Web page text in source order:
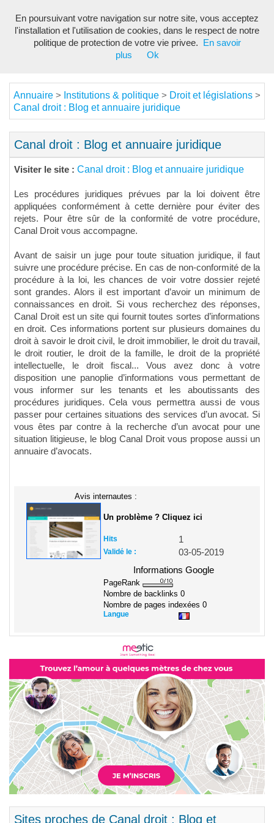
Annuaire > Institutions & politique > Droit et législations >
Canal droit : Blog et annuaire juridique
Canal droit : Blog et annuaire juridique
Visiter le site : Canal droit : Blog et annuaire juridique
Les procédures juridiques prévues par la loi doivent être
appliquées conformément à cette dernière pour éviter des
rejets. Pour être sûr de la conformité de votre procédure,
Canal Droit vous accompagne.
Avant de saisir un juge pour toute situation juridique, il faut
suivre une procédure précise. En cas de non-conformité de la
procédure à la loi, les chances de voir votre dossier rejeté
sont grandes. Alors il est important d’avoir un minimum de
connaissances en droit. Si vous recherchez des réponses,
Canal Droit est un site qui fournit toutes sortes d’informations
en droit. Ces informations portent sur plusieurs domaines du
droit à savoir le droit civil, le droit immobilier, le droit du travail,
le droit routier, le droit de la famille, le droit de la propriété
intellectuelle, le droit fiscal... Vous avez donc à votre
disposition une panoplie d’informations vous permettant de
vous informer sur les tenants et les aboutissants des
procédures juridiques. Cela vous permettra aussi de vous
passer pour certaines situations des services d’un avocat. Si
vous êtes par contre à la recherche d’un avocat pour une
situation litigieuse, le blog Canal Droit vous propose aussi un
annuaire d’avocats.
Avis internautes :
Un problème ? Cliquez ici
Hits 1
Validé le :
03-05-2019
Informations Google
PageRank
Nombre de backlinks 0
Nombre de pages indexées 0
Langue
Sites proches de Canal droit : Blog et
En poursuivant votre navigation sur notre site, vous acceptez
l'installation et l'utilisation de cookies, dans le respect de notre
politique de protection de votre vie privee.
En savoir
plus
Ok